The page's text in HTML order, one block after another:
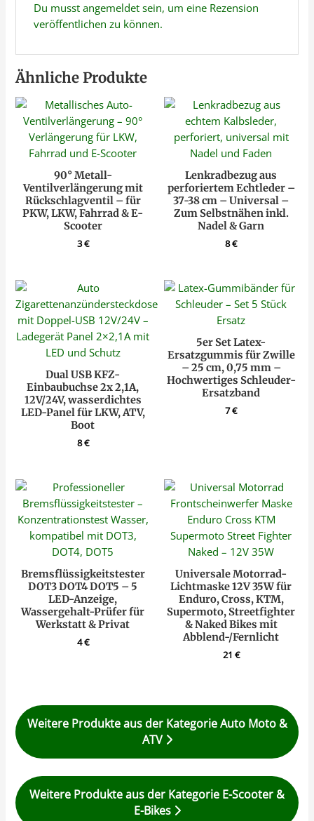
Du musst angemeldetsein, um eine Rezension
veröffentlichen zu können.
Ähnliche Produkte
90° Metall-
Ventilverlängerung mit
Rückschlagventil – für
PKW, LKW, Fahrrad & E-
Scooter
3€
Lenkradbezug aus
perforiertem Echtleder –
37-38 cm – Universal –
Zum Selbstnähen inkl.
Nadel & Garn
8€
Dual USB KFZ-
Einbaubuchse 2x 2,1A,
12V/24V, wasserdichtes
LED-Panel für LKW, ATV,
Boot
8€
5er Set Latex-
Ersatzgummis für Zwille
– 25 cm, 0,75 mm –
Hochwertiges Schleuder-
Ersatzband
7€
Bremsflüssigkeitstester
DOT3 DOT4 DOT5 – 5
LED-Anzeige,
Wassergehalt-Prüfer für
Werkstatt & Privat
4€
Universale Motorrad-
Lichtmaske 12V 35W für
Enduro, Cross, KTM,
Supermoto, Streetfighter
& Naked Bikes mit
Abblend-/Fernlicht
21 €
Weitere Produkte aus der Kategorie Auto Moto &
ATV
Weitere Produkte aus der Kategorie E-Scooter &
E-Bikes